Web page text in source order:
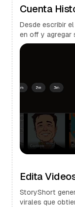
Cuenta
Desde escribir
en off y agregar
Edita
StoryShort
virales que